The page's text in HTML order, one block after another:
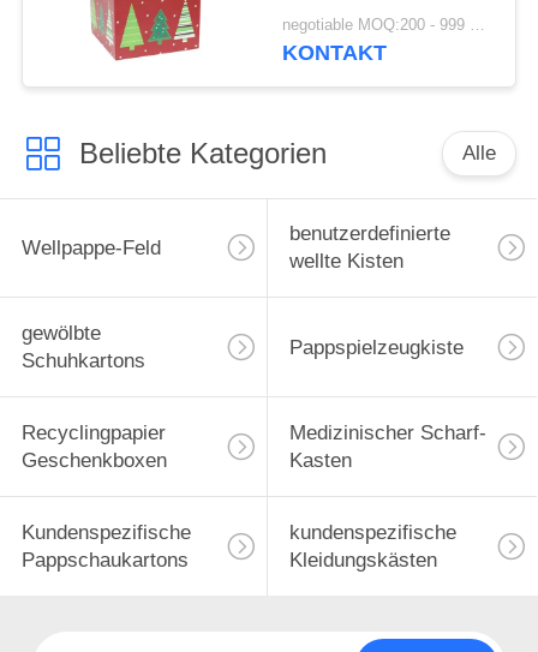
kundenspezifisches
Logo-Drucken
negotiable MOQ:200 - 999 Stücke
KONTAKT
Beliebte Kategorien Alle
Wellpappe-Feld
benutzerdefinierte
wellte Kisten
gewölbte
Schuhkartons
Pappspielzeugkiste
Recyclingpapier
Geschenkboxen
Medizinischer Scharf-
Kasten
Kundenspezifische
Pappschaukartons
kundenspezifische
Kleidungskästen